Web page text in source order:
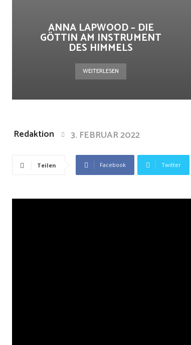
ANNA LAPWOOD – DIE
GÖTTIN AM INSTRUMENT
DES HIMMELS
WEITERLESEN
Redaktion 3. FEBRUAR 2022
Teilen Facebook Twitter